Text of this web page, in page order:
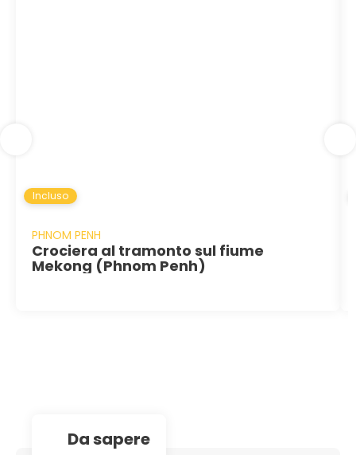
Incluso
PHNOM PENH
Crociera al tramonto sul fiume
Mekong (Phnom Penh)
da sapere